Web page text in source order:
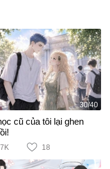
30/40
cũ của tôi lại ghen
18